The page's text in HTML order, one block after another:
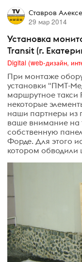
Ставров
29 мар 2014
Установка
Transit (г.
При монтаже
установки "ПМТ-
маршрутное такси
некоторые
наши партнеры из
ваше внимание на
собственную
Форде. Для этого
котором обводили